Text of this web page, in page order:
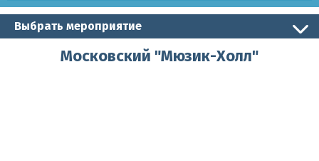
Выбрать мероприятие
Московский "Мюзик-Холл"